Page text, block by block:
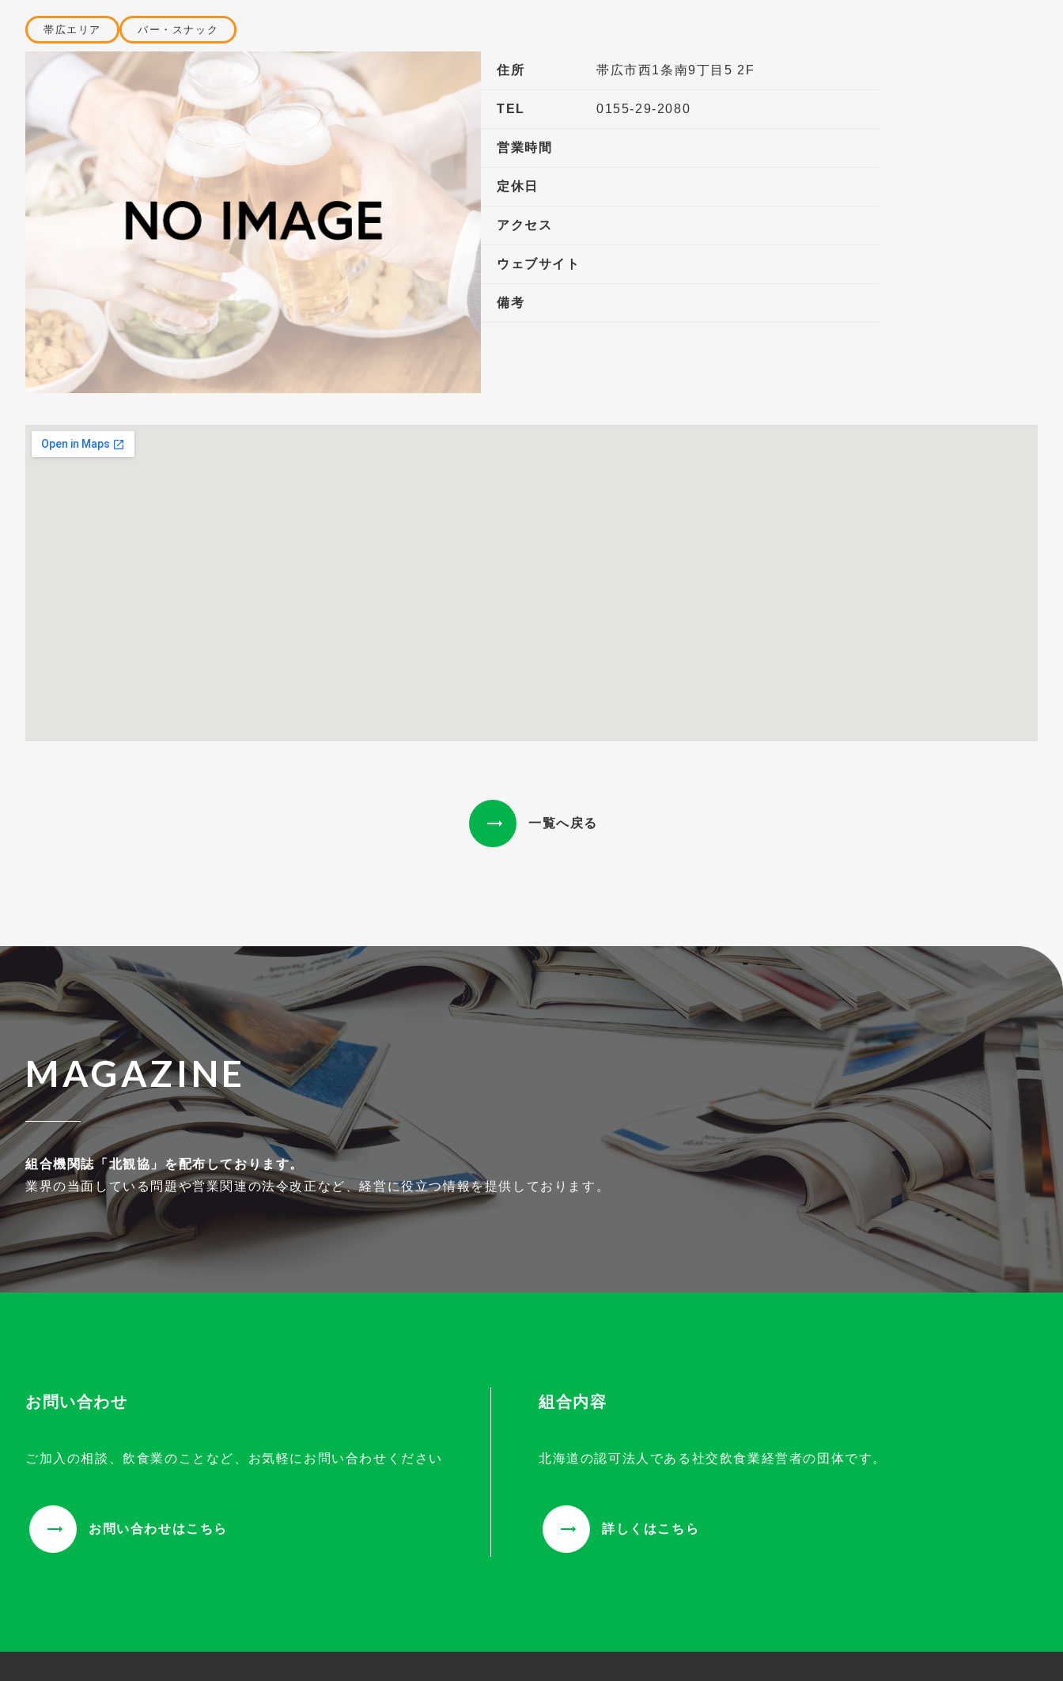
帯広エリア バー・スナック
住所 帯広市西1条南9丁目5 2F
TEL 0155-29-2080
営業時間
定休日
アクセス
ウェブサイト
備考
一覧へ戻る
MAGAZINE
組合機関誌「北観協」を配布しております。
業界の当面している問題や営業関連の法令改正など、経営に役立つ情報を提供しております。
お問い合わせ
ご加入の相談、飲食業のことなど、お気軽にお問い合わせください
お問い合わせはこちら
組合内容
北海道の認可法人である社交飲食業経営者の団体です。
詳しくはこちら